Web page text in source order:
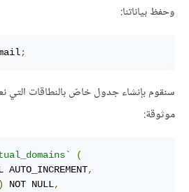
وحفظ بياناتنا:
;
سنقوم بإنشاء جدول خاصّ بالنطاقات التي
موثوقة:
(
AUTO_INCREMENT
,
) NOT NULL,